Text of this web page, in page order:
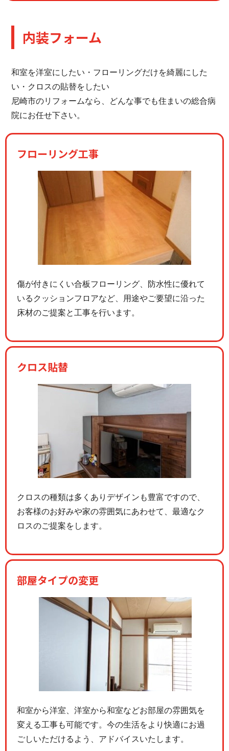
内装フォーム
和室を洋室にしたい・フローリングだけを綺麗にした
い・クロスの貼替をしたい
尼崎市のリフォームなら、どんな事でも住まいの総合病
院にお任せ下さい。
フローリング工事
傷が付きにくい合板フローリング、防水性に優れて
いるクッションフロアなど、用途やご要望に沿った
床材のご提案と工事を行います。
クロス貼替
クロスの種類は多くありデザインも豊富ですので、
お客様のお好みや家の雰囲気にあわせて、最適なク
ロスのご提案をします。
部屋タイプの変更
和室から洋室、洋室から和室などお部屋の雰囲気を
変える工事も可能です。今の生活をより快適にお過
ごしいただけるよう、アドバイスいたします。